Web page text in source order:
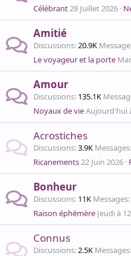
Célébrant28 Juillet 2026
Amitié
Discussions 20.9K
Le voyageur et la porte
Amour
Discussions 135.1K
Noyaux de vieAujourd'hui
Acrostiches
Discussions 3.9K Messages
Ricanements22 Juin 2026
Bonheur
Discussions 11K Messages
Raison éphémère Jeudi à
Connus
Discussions 2.5K Messages